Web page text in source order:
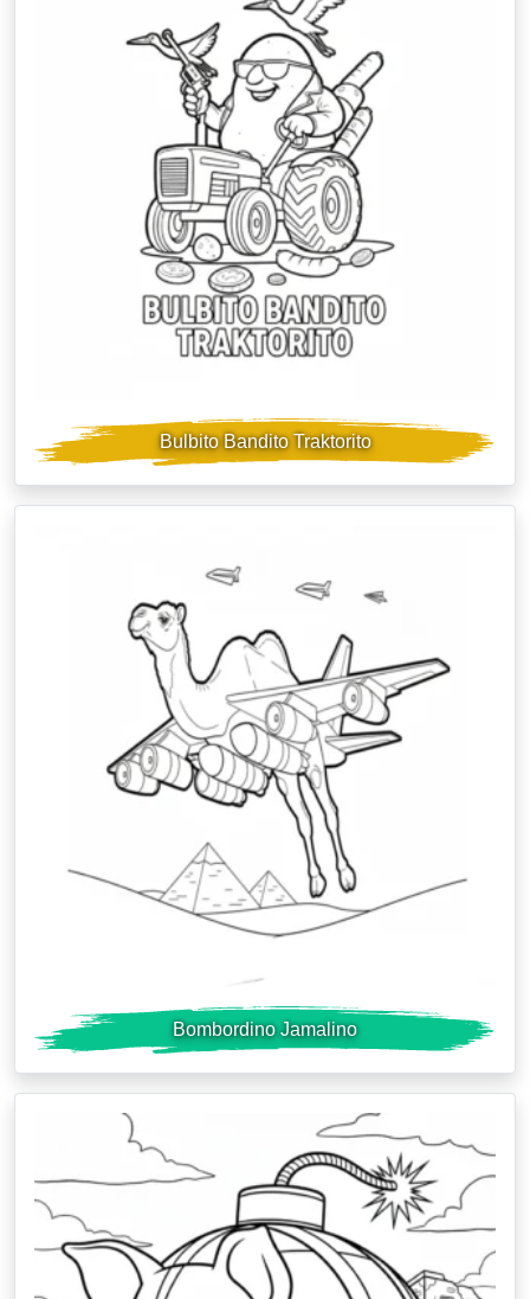
Bulbito Bandito Traktorito
Bombordino Jamalino